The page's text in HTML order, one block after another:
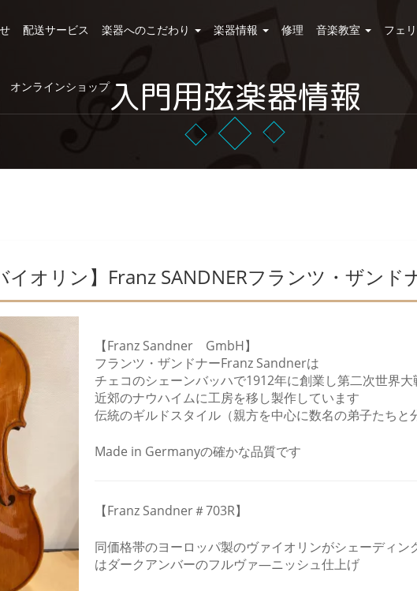
配送サービス 楽器へのこだわり 楽器情報 修理 音楽教室 フェ
オンラインショップ入門用弦楽器情報
イオリン】Franz SANDNERフランツ・ザンド
【Franz Sandner GmbH】
フランツ・ザンドナーFranz Sandnerは
チェコのシェーンバッハで1912年に創業し第二次世界
近郊のナウハイムに工房を移し製作しています
伝統のギルドスタイル（親方を中心に数名の弟子たちと
Made in Germanyの確かな品質です
【Franz Sandner＃703R】
同価格帯のヨーロッパ製のヴァイオリンがシェーディ
はダークアンバーのフルヴァ―ニッシュ仕上げ